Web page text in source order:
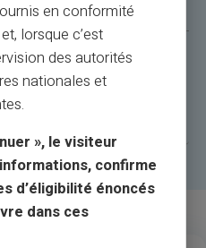
CARTA CON UN IBAN
IN FR?
en conformité
lorsque c’est
des autorités
nationales et
», le visiteur
confirme
d’éligibilité énoncés
dans ces